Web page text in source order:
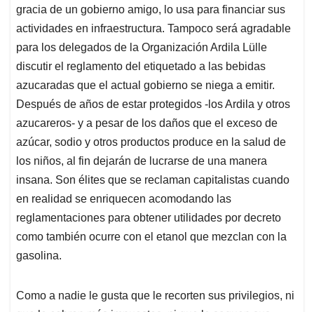
gracia de un gobierno amigo, lo usa para financiar sus
actividades en infraestructura. Tampoco será agradable
para los delegados de la Organización Ardila Lülle
discutir el reglamento del etiquetado a las bebidas
azucaradas que el actual gobierno se niega a emitir.
Después de años de estar protegidos -los Ardila y otros
azucareros- y a pesar de los daños que el exceso de
azúcar, sodio y otros productos produce en la salud de
los niños, al fin dejarán de lucrarse de una manera
insana. Son élites que se reclaman capitalistas cuando
en realidad se enriquecen acomodando las
reglamentaciones para obtener utilidades por decreto
como también ocurre con el etanol que mezclan con la
gasolina.
Como a nadie le gusta que le recorten sus privilegios, ni